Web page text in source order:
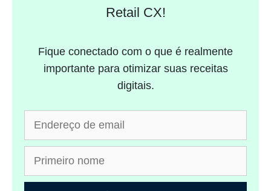
Retail CX!
Fique conectado com o que é realmente
importante para otimizar suas receitas
digitais.